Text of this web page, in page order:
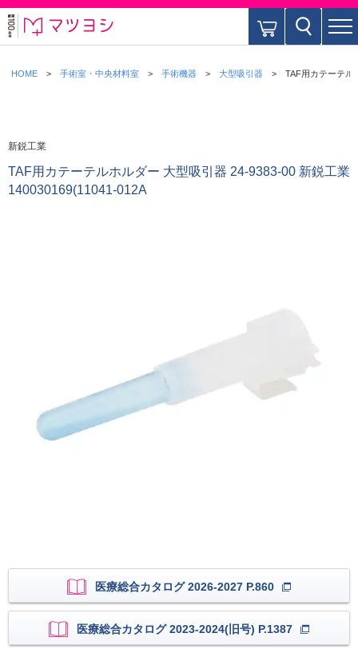
HOME 手術室・中央材料室 手術機器 大型吸引器 TAF用カテーテル
新鋭工業
TAF用カテーテルホルダー 大型吸引器 24-9383-00 新鋭工業
140030169(11041-012A
医療総合カタログ 2026-2027 P.860
医療総合カタログ 2023-2024(旧号) P.1387